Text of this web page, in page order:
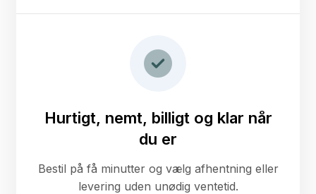
Hurtigt, nemt, billigt og klar når
du er
Bestil på få minutter og vælg afhentning eller
levering uden unødig ventetid.